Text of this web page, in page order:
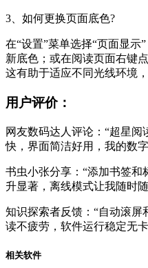
3、如何更换页面底色?
在“设置”菜单选择“页面显示
新底色；或在阅读页面右键
这有助于适应不同光线环境，
用户评价：
网友数码达人评论：“超星
快，界面简洁好用，我的数
书虫小张分享：“添加书签和
升显著，离线模式让我随时
知识探索者反馈：“自动滚屏
读不疲劳，软件运行稳定无
相关软件